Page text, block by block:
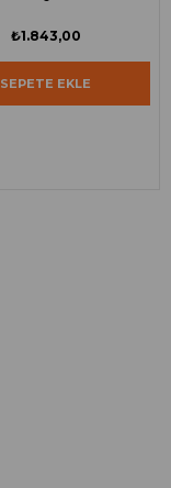
₺1.843,00
SEPETE EKLE